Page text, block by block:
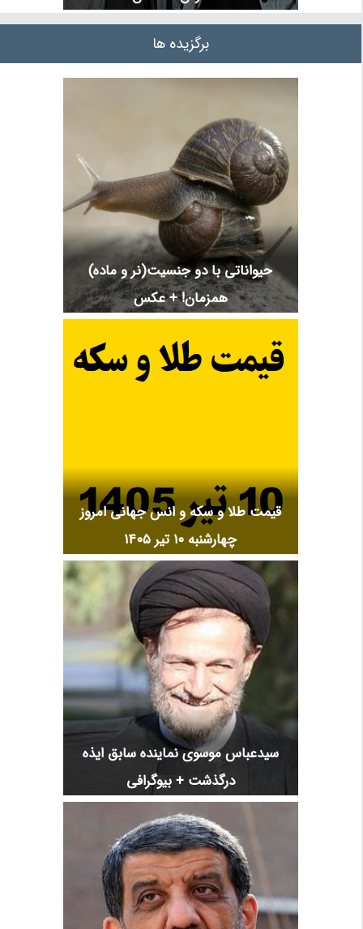
برگزیده ها
حیواناتی با دو جنسیت(نر و ماده)
همزمان! + عکس
قیمت طلا و سکه و انس جهانی امروز
چهارشنبه ۱۰ تیر ۱۴۰۵
سیدعباس موسوی نماینده سابق ایذه
درگذشت + بیوگرافی